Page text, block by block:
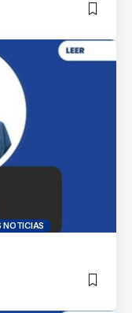
NOTICIAS